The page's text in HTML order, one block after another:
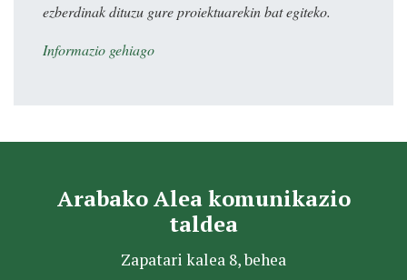
ezberdinak dituzu gure proiektuarekin bat egiteko.
Informazio gehiago
Arabako Alea komunikazio
taldea
Zapatari kalea 8, behea